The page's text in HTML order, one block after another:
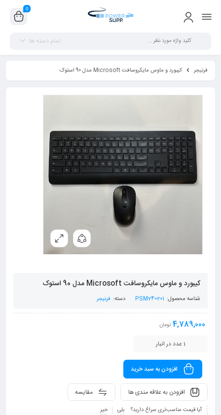
0
تمام دسته ها
فرنیجر کیبورد و ماوس مایکروسافت Microsoft مدل 90 استوک
کیبورد و ماوس مایکروسافت Microsoft مدل 90 استوک
شناسه محصول: PSM240201 دسته: فرنیجر
4,789,000 تومان
1 عدد در انبار
افزودن به سبد خرید
مقایسه افزودن به علاقه مندی ها
آیا قیمت مناسب‌تری سراغ دارید؟ بلی خیر